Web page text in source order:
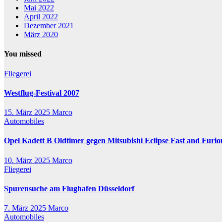
Mai 2022
April 2022
Dezember 2021
März 2020
You missed
Fliegerei
Westflug-Festival 2007
15. März 2025 Marco
Automobiles
Opel Kadett B Oldtimer gegen Mitsubishi Eclipse Fast and
10. März 2025 Marco
Fliegerei
Spurensuche am Flughafen Düsseldorf
7. März 2025 Marco
Automobiles